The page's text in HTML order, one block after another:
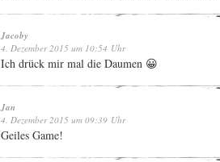
Jacoby
4. Dezember 2015 um 10:54 Uhr
Ich drück mir mal die Daumen 😀
Jan
4. Dezember 2015 um 09:39 Uhr
Geiles Game!